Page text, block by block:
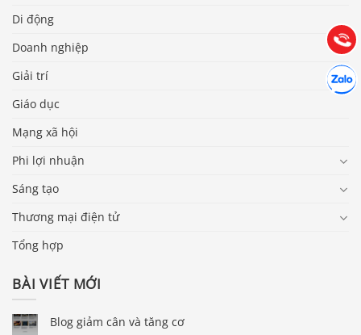
Di động
Doanh nghiệp
Giải trí
Giáo dục
Mạng xã hội
Phi lợi nhuận
Sáng tạo
Thương mại điện tử
Tổng hợp
BÀI VIẾT MỚI
Blog giảm cân và tăng cơ
Gọi
(028) 22.166.144
Chát